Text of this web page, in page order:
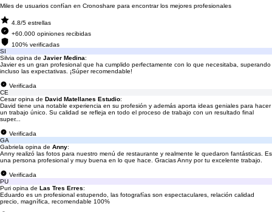
Miles de usuarios confían en Cronoshare para encontrar los mejores profesionales
4.8/5 estrellas
+60.000 opiniones recibidas
100% verificadas
SI
Silvia opina de Javier Medina:
Javier es un gran profesional que ha cumplido perfectamente con lo que necesitaba, superando
incluso las expectativas. ¡Súper recomendable!
Verificada
CE
Cesar opina de David Matellanes Estudio:
David tiene una notable experiencia en su profesión y además aporta ideas geniales para hacer
un trabajo único. Su calidad se refleja en todo el proceso de trabajo con un resultado final
super...
Verificada
GA
Gabriela opina de Anny:
Anny realizó las fotos para nuestro menú de restaurante y realmente le quedaron fantásticas. Es
una persona profesional y muy buena en lo que hace. Gracias Anny por tu excelente trabajo.
Verificada
PU
Puri opina de Las Tres Erres:
Eduardo es un profesional estupendo, las fotografías son espectaculares, relación calidad
precio, magnífica, recomendable 100%